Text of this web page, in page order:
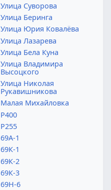
Улица Суворова
Улица Беринга
Улица Юрия Ковалёва
Улица Лазарева
Улица Бела Куна
Улица Владимира
Высоцкого
Улица Николая
Рукавишникова
Малая Михайловка
Р400
Р255
69А-1
69К-1
69К-2
69К-3
69Н-6